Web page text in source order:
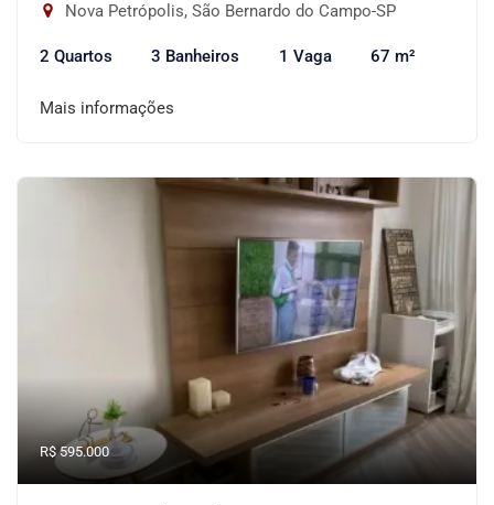
Nova Petrópolis, São Bernardo do Campo-SP
2 Quartos 3 Banheiros 1 Vaga 67 m²
Mais informações
R$ 595.000